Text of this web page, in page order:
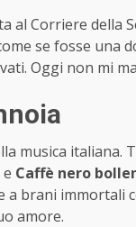
al Corriere della
se fosse una
Oggi non mi
musica italiana.
e Caffè nero
a brani immortali
amore.